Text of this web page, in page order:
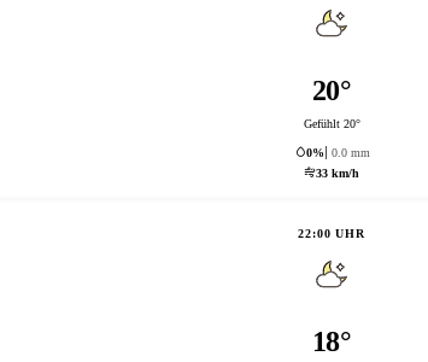
20°
Gefühlt 20°
0%
0.0 mm
33 km/h
22:00 UHR
18°